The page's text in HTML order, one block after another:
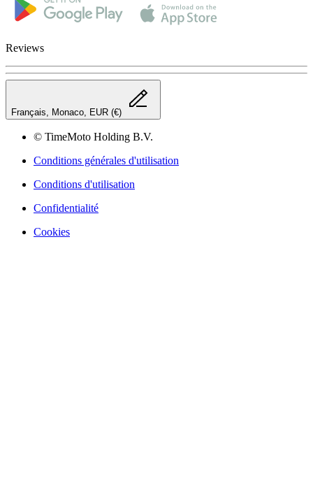
Reviews
Français, Monaco, EUR (€)
© TimeMoto Holding B.V.
Conditions générales d'utilisation
Conditions d'utilisation
Confidentialité
Cookies